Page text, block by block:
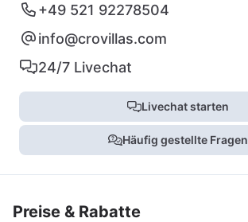
+49 521 92278504
info@crovillas.com
24/7 Livechat
Livechat starten
Häufig gestellte Fragen
Preise & Rabatte